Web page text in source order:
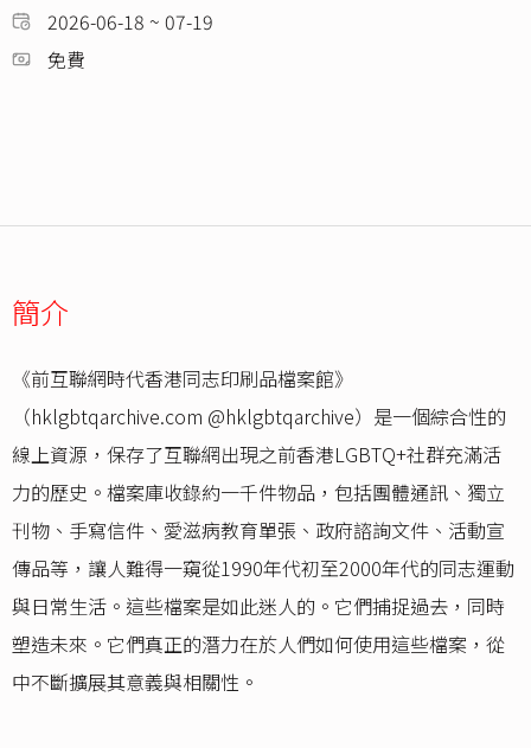
2026-06-18 ~ 07-19
免費
簡介
《前互聯網時代香港同志印刷品檔案館》
（hklgbtqarchive.com @hklgbtqarchive）是一個綜合性的
線上資源，保存了互聯網出現之前香港LGBTQ+社群充滿活
力的歷史。檔案庫收錄約一千件物品，包括團體通訊、獨立
刊物、手寫信件、愛滋病教育單張、政府諮詢文件、活動宣
傳品等，讓人難得一窺從1990年代初至2000年代的同志運動
與日常生活。這些檔案是如此迷人的。它們捕捉過去，同時
塑造未來。它們真正的潛力在於人們如何使用這些檔案，從
中不斷擴展其意義與相關性。